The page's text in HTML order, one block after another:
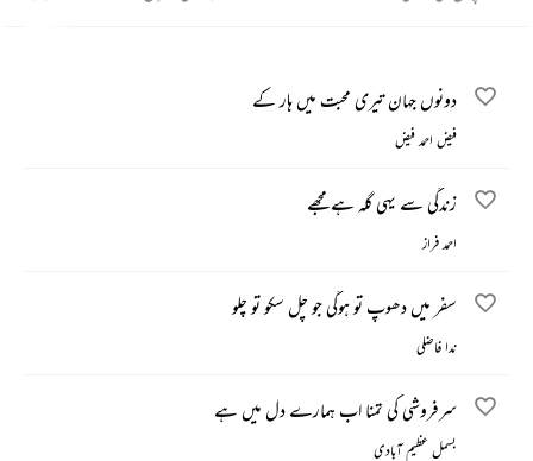
دونوں جہان تیری محبت میں ہار کے
فیض احمد فیض
زندگی سے یہی گلہ ہے مجھے
احمد فراز
سفر میں دھوپ تو ہوگی جو چل سکو تو چلو
ندا فاضلی
سرفروشی کی تمنا اب ہمارے دل میں ہے
بسمل عظیم آبادی